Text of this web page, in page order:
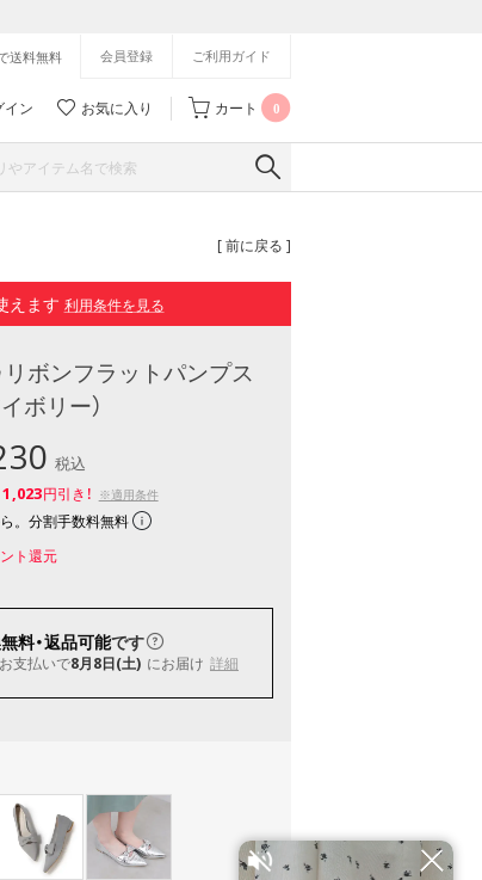
送料無料 会員登録 ご利用ガイド
イン お気に入り カート 0
[ 前に戻る ]
えます 利用条件を見る
リボンフラットパンプス
ボリー）
税込
1,023円引き！ ※適用条件
。分割手数料無料
ト還元
料・返品可能です
支払いで8月8日(土) にお届け 詳細